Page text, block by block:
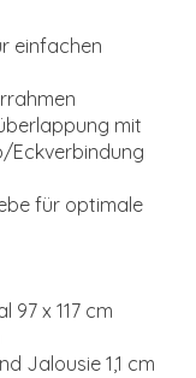
einfachen
mit
Eckverbindung
für optimale
97 x 117 cm
Jalousie 1,1 cm